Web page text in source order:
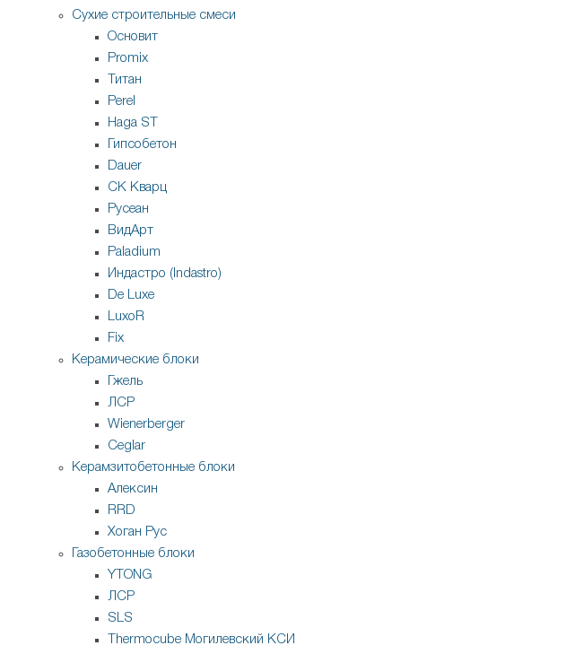
Сухие строительные смеси
Основит
Promix
Титан
Perel
Haga ST
Гипсобетон
Dauer
СК Кварц
Русеан
ВидАрт
Paladium
Индастро (Indastro)
De Luxe
LuxoR
Fix
Керамические блоки
Гжель
ЛСР
Wienerberger
Ceglar
Керамзитобетонные блоки
Алексин
RRD
Хоган Рус
Газобетонные блоки
YTONG
ЛСР
SLS
Thermocube Могилевский КСИ